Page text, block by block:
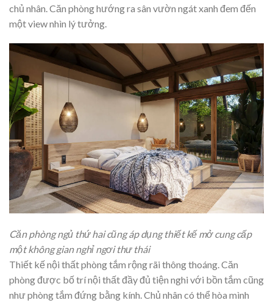
chủ nhân. Căn phòng hướng ra sân vườn ngát xanh đem đến
một view nhìn lý tưởng.
Căn phòng ngủ thứ hai cũng áp dụng thiết kế mở cung cấp
một không gian nghỉ ngơi thư thái
Thiết kế nội thất phòng tắm rộng rãi thông thoáng. Căn
phòng được bố trí nội thất đầy đủ tiện nghi với bồn tắm cũng
như phòng tắm đứng bằng kính. Chủ nhân có thể hòa mình